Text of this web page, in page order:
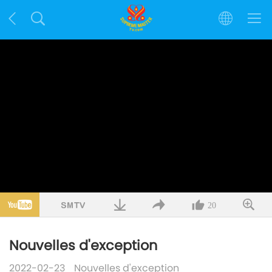
20
Nouvelles d'exception
2022-02-23 Nouvelles d'exception